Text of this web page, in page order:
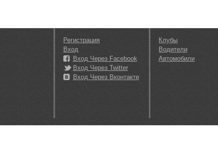
Регистрация
Вход
Вход Через Facebook
Вход Через Twitter
Вход Через Вконтакте
Клубы
Водители
Автомобили